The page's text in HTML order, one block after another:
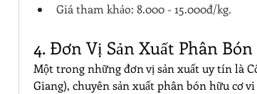
Giá tham khảo: 8.000 - 15.000đ/kg.
4. Đơn Vị Sản Xuất Phân
Một trong những đơn vị sản xuất uy tín là
Giang), chuyên sản xuất phân bón hữu cơ